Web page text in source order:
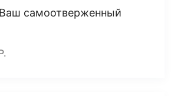
самоотверженный